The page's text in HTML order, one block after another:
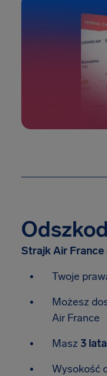
Strajk Air France
Twoje
Możesz
Air France
Masz 3
Wysokość